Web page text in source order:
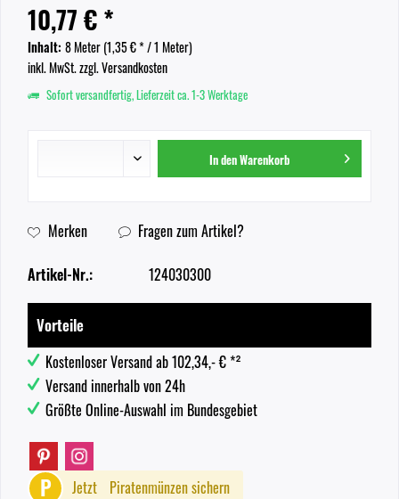
10,77 € *
Inhalt: 8 Meter (1,35 €* / 1 Meter)
inkl. MwSt.zzgl. Versandkosten
Sofort versandfertig, Lieferzeit ca. 1-3 Werktage
In denWarenkorb
Merken Fragen zum Artikel?
Artikel-Nr.: 124030300
Vorteile
Kostenloser Versand ab 102,34,- € *²
Versand innerhalb von 24h
Größte Online-Auswahl im Bundesgebiet
P Jetzt Piratenmünzen sichern